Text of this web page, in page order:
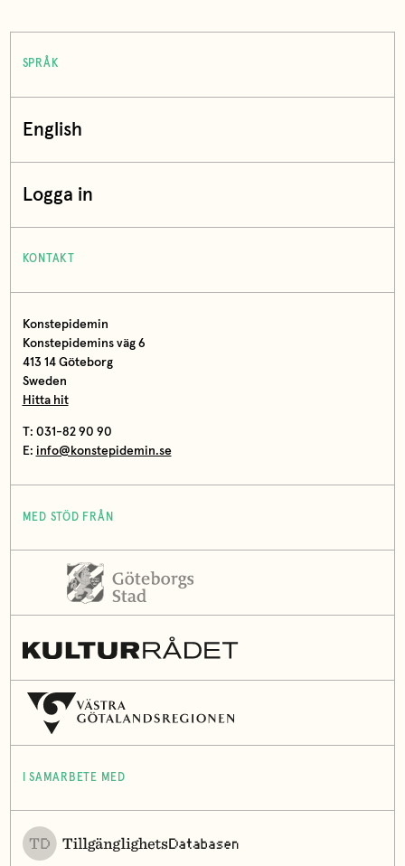
SPRÅK
English
Logga in
KONTAKT
Konstepidemin
Konstepidemins väg 6
413 14 Göteborg
Sweden
Hitta hit
T: 031-82 90 90
E: info@konstepidemin.se
MED STÖD FRÅN
I SAMARBETE MED